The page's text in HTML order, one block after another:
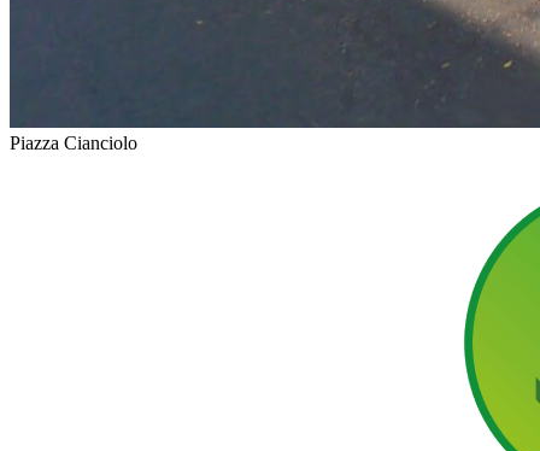
Piazza Cianciolo